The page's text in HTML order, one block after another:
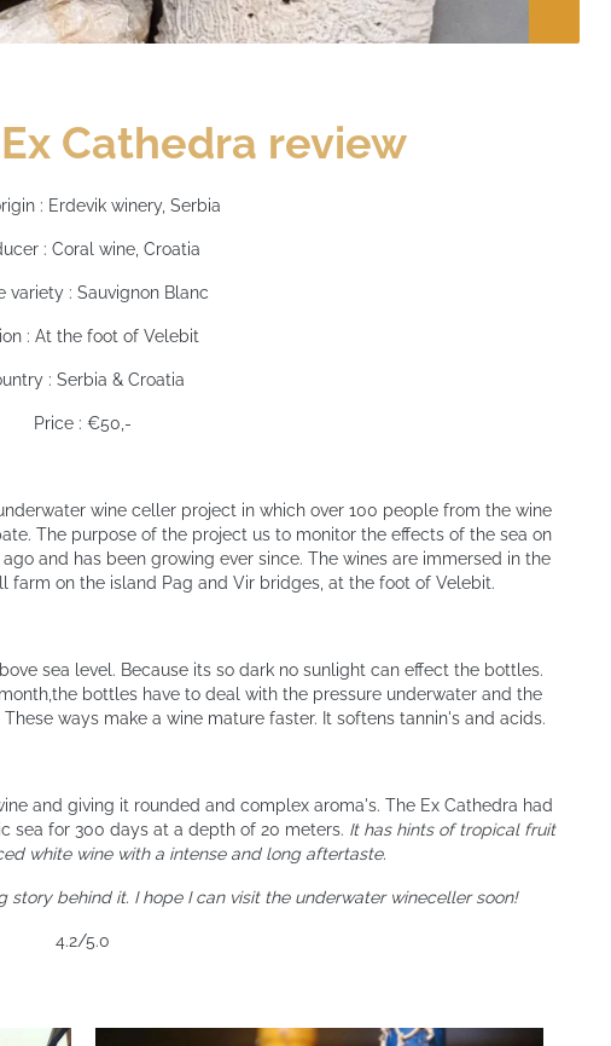
Cathedra review
: Erdevik winery, Serbia
: Coral wine, Croatia
variety : Sauvignon Blanc
: At the foot of Velebit
: Serbia & Croatia
Price : €50,-
wine celler project in which over 100 people from the wine
The purpose of the project us to monitor the effects of the sea on
and has been growing ever since. The wines are immersed in the
farm on the island Pag and Vir bridges, at the foot of Velebit.
sea level. Because its so dark no sunlight can effect the bottles.
bottles have to deal with the pressure underwater and the
ways make a wine mature faster. It softens tannin's and acids.
and giving it rounded and complex aroma's. The Ex Cathedra had
sea for 300 days at a depth of 20 meters. It has hints of tropical fruit
white wine with a intense and long aftertaste.
behind it. I hope I can visit the underwater wineceller soon!
4.2/5.0